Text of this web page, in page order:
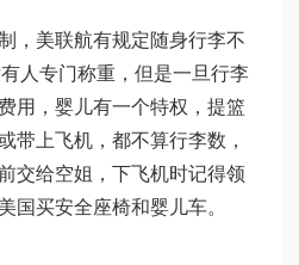
，美联航有规定随身行李不
人专门称重，但是一旦行李
用，婴儿有一个特权，提篮
带上飞机，都不算行李数，
交给空姐，下飞机时记得领
国买安全座椅和婴儿车。